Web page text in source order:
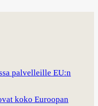
palvelleille EU:n
koko Euroopan